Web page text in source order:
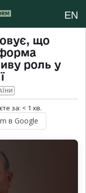
EN
що
роль у
за: < 1 хв.
в Google